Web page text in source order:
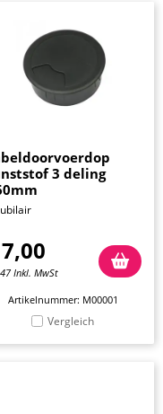
3 deling
7,00
Inkl. MwSt
Artikelnummer: M00001
Vergleich